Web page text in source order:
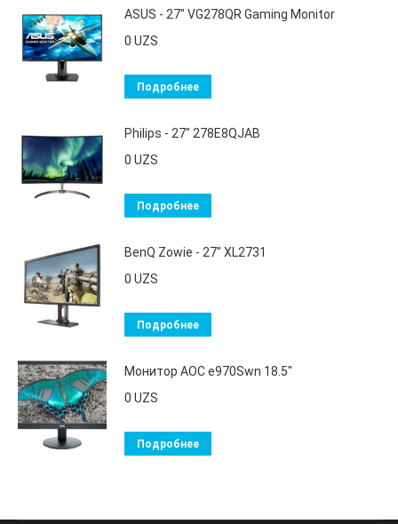
ASUS - 27" VG278QR Gaming Monitor
0 UZS
Подробнее
Philips - 27" 278E8QJAB
0 UZS
Подробнее
BenQ Zowie - 27" XL2731
0 UZS
Подробнее
Монитор AOC e970Swn 18.5"
0 UZS
Подробнее